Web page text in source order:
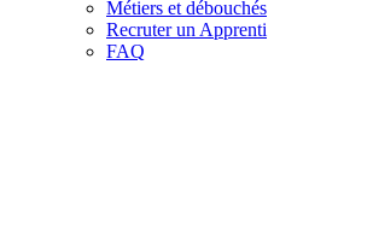
Métiers et débouchés
Recruter un Apprenti
FAQ